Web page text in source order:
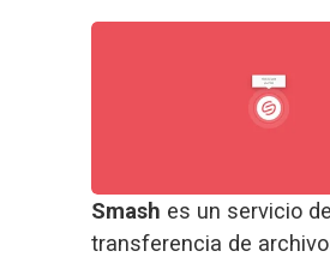
Smash es un servicio de
transferencia de